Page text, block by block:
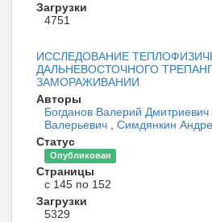
Загрузки
4751
ИССЛЕДОВАНИЕ
ДАЛЬНЕВОСТОЧНОГО
ЗАМОРАЖИВАНИИ
Авторы
Богданов Валерий Дмитриевич
Валерьевич , Симдянкин
Статус
Опубликован
Страницы
с 145 по 152
Загрузки
5329